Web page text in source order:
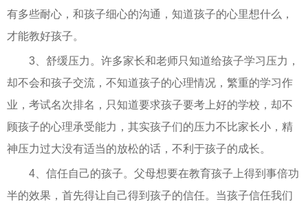
有多些耐心，和孩子细心的沟通，知道孩子的心里想什么，
才能教好孩子。
3、舒缓压力。许多家长和老师只知道给孩子学习压力，
却不会和孩子交流，不知道孩子的心理情况，繁重的学习作
业，考试名次排名，只知道要求孩子要考上好的学校，却不
顾孩子的心理承受能力，其实孩子们的压力不比家长小，精
神压力过大没有适当的放松的话，不利于孩子的成长。
4、信任自己的孩子。父母想要在教育孩子上得到事倍功
半的效果，首先得让自己得到孩子的信任。当孩子信任我们